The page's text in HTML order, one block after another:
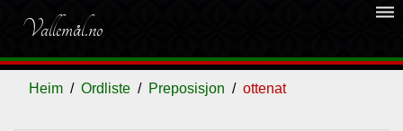
Vallemål.no
dehaze
Heim Ordliste Preposisjon ottenat